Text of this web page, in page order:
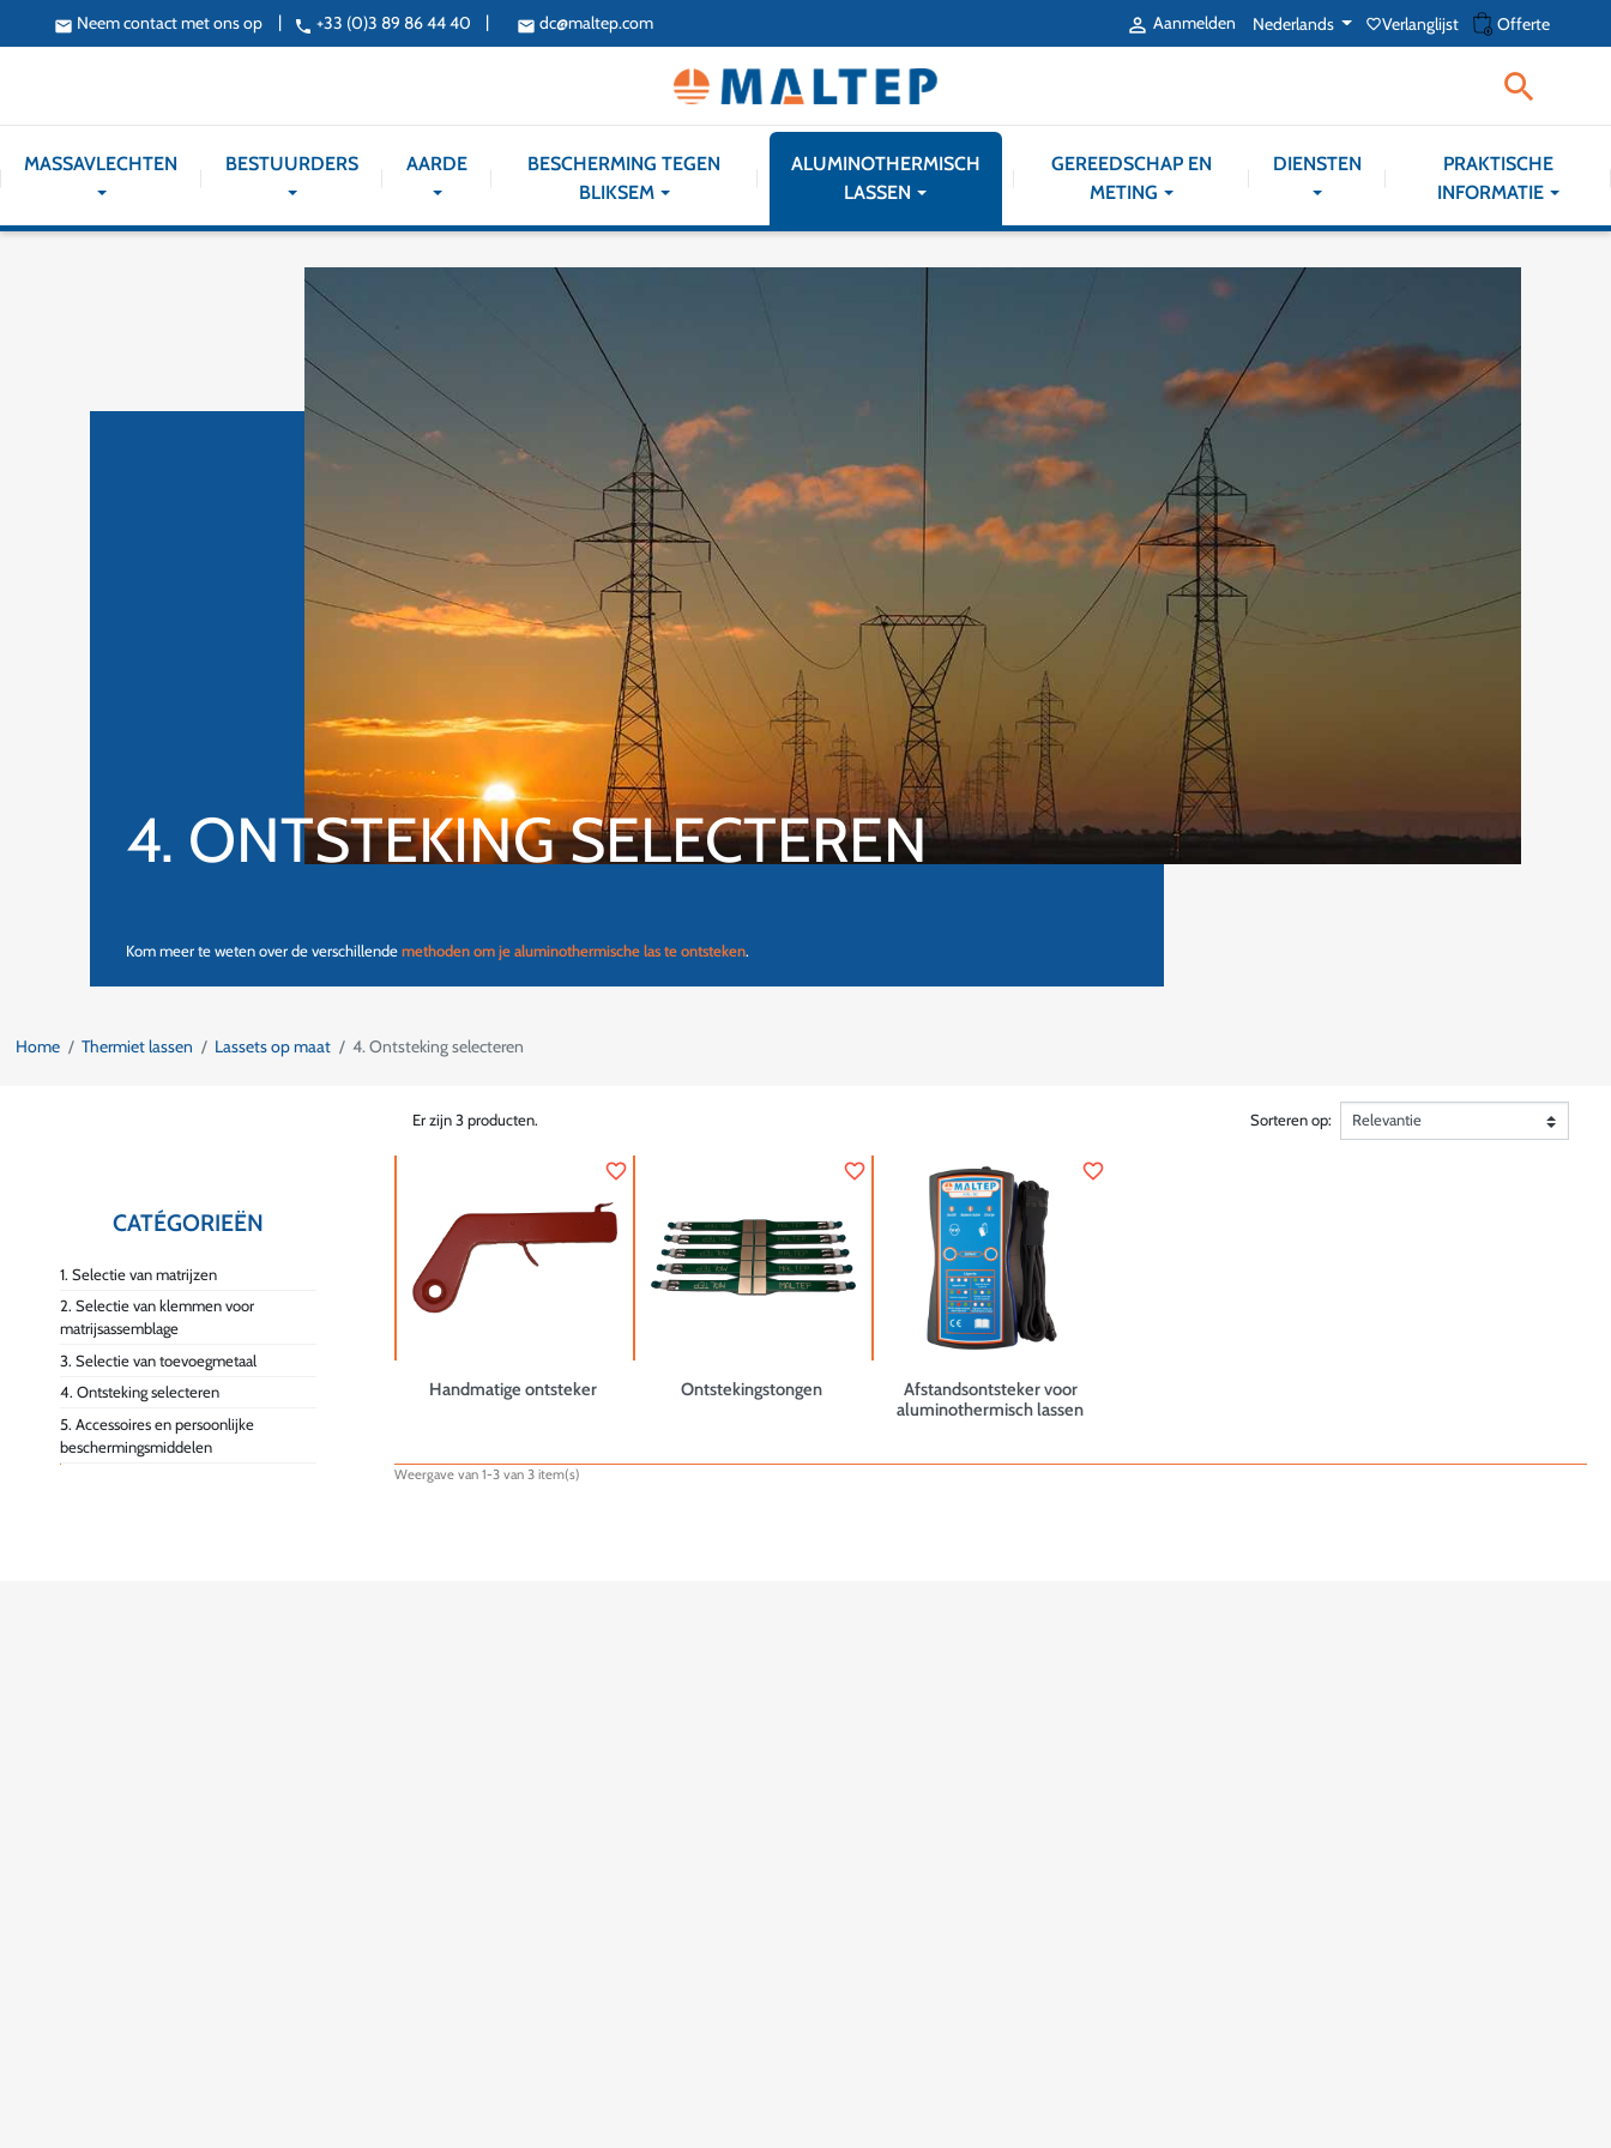
email Neem contact met ons op | phone +33 (0)3 89 86 44 40 | email dc@maltep.com  Aanmelden Nederlands favorite_borderVerlanglijst shopping_cart Offerte

MASSAVLECHTEN BESTUURDERS AARDE
BESCHERMING TEGEN
BLIKSEM
ALUMINOTHERMISCH
LASSEN
GEREEDSCHAP EN
METING
DIENSTEN
PRAKTISCHE
INFORMATIE
4. ONTSTEKING SELECTEREN
Kom meer te weten over de verschillendemethoden om je aluminothermische las te ontsteken.
Home Thermiet lassen Lassets op maat 4. Ontsteking selecteren
CATÉGORIEËN
1. Selectie van matrijzen
2. Selectie van klemmen voor
matrijsassemblage
3. Selectie van toevoegmetaal
4. Ontsteking selecteren
5. Accessoires en persoonlijke
beschermingsmiddelen
Er zijn 3 producten. Sorteren op:
Handmatige ontsteker
favorite_border
Ontstekingstongen
favorite_border
Afstandsontsteker voor
aluminothermisch lassen
favorite_border
Weergave van 1-3 van 3 item(s)